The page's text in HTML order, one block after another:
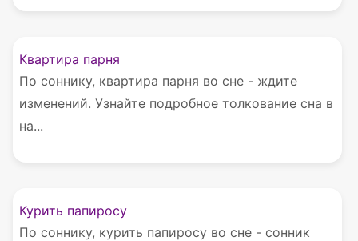
Квартира парня
По соннику, квартира парня во сне - ждите
изменений. Узнайте подробное толкование сна в
на...
Курить папиросу
По соннику, курить папиросу во сне - сонник